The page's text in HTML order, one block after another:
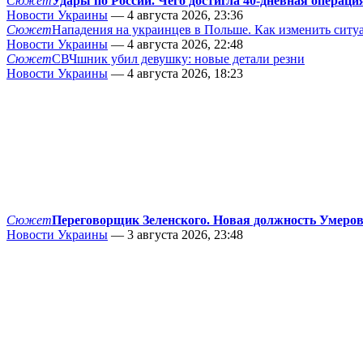
Новости Украины — 4 августа 2026, 23:36
СюжетНападения на украинцев в Польше. Как изменить
Новости Украины — 4 августа 2026, 22:48
СюжетСВЧшник убил девушку: новые детали резни
Новости Украины — 4 августа 2026, 18:23
СюжетПереговорщик Зеленского. Новая должность
Новости Украины — 3 августа 2026, 23:48